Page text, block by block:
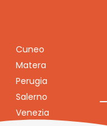
Cuneo
Matera
Perugia
Salerno
Venezia